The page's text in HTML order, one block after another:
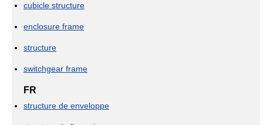
cubicle structure
enclosure frame
structure
switchgear frame
FR
structure de enveloppe